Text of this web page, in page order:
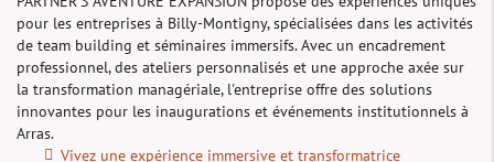
pour les entreprises à Billy-Montigny, spécialisées dans les activités
de team building et séminaires immersifs. Avec un encadrement
professionnel, des ateliers personnalisés et une approche axée sur
la transformation managériale, l'entreprise offre des solutions
innovantes pour les inaugurations et événements institutionnels à
Arras.
Vivez une expérience immersive et transformatrice